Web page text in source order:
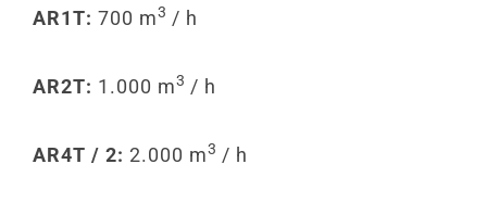
AR1T: 700 m3 / h
AR2T: 1.000 m3 / h
AR4T / 2: 2.000 m3 / h